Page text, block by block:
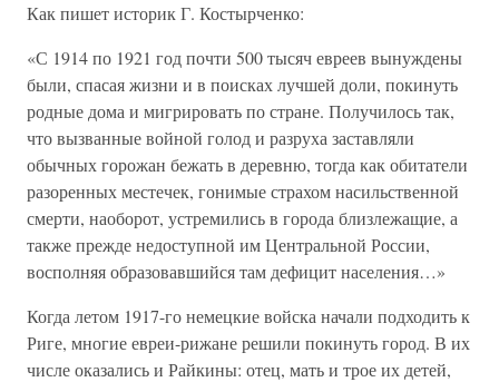
Как пишет историк Г. Костырченко:
«С 1914 по 1921 год почти 500 тысяч евреев вынуждены
были, спасая жизни и в поисках лучшей доли, покинуть
родные дома и мигрировать по стране. Получилось так,
что вызванные войной голод и разруха заставляли
обычных горожан бежать в деревню, тогда как обитатели
разоренных местечек, гонимые страхом насильственной
смерти, наоборот, устремились в города близлежащие, а
также прежде недоступной им Центральной России,
восполняя образовавшийся там дефицит населения…»
Когда летом 1917-го немецкие войска начали подходить к
Риге, многие евреи-рижане решили покинуть город. В их
числе оказались и Райкины: отец, мать и трое их детей,